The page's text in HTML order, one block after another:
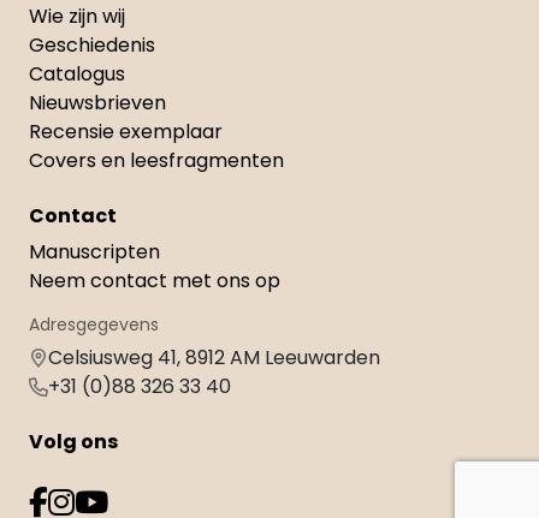
Wie zijn wij
Geschiedenis
Catalogus
Nieuwsbrieven
Recensie exemplaar
Covers en leesfragmenten
Contact
Manuscripten
Neem contact met ons op
Adresgegevens
Celsiusweg 41, 8912 AM Leeuwarden
+31 (0)88 326 33 40
Volg ons